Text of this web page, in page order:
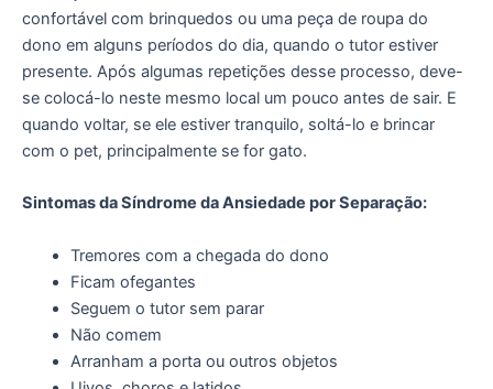
confortável com brinquedos ou uma peça de roupa do
dono em alguns períodos do dia, quando o tutor estiver
presente. Após algumas repetições desse processo, deve-
se colocá-lo neste mesmo local um pouco antes de sair. E
quando voltar, se ele estiver tranquilo, soltá-lo e brincar
com o pet, principalmente se for gato.
Sintomas da Síndrome da Ansiedade por Separação:
Tremores com a chegada do dono
Ficam ofegantes
Seguem o tutor sem parar
Não comem
Arranham a porta ou outros objetos